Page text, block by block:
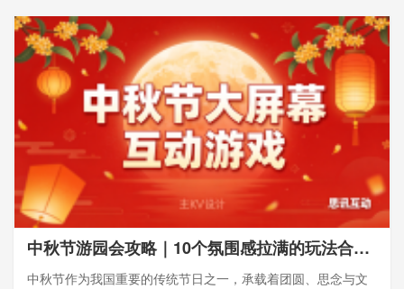
中秋节游园会攻略｜10个氛围感拉满的玩法合集—思讯互动
中秋节作为我国重要的传统节日之一，承载着团圆、思念与文